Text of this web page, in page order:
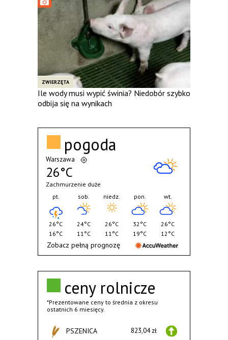
ZWIERZĘTA
Ile wody musi wypić świnia? Niedobór szybko
odbija się na wynikach
ceny rolnicze
*Prezentowane ceny to średnia z okresu
ostatnich 6 miesięcy.
PSZENICA 823,04 zł
pogoda
Warszawa
26°C
Zachmurzenie duże
pt.
26°C
16°C
sob.
24°C
11°C
niedz.
26°C
11°C
pon.
32°C
19°C
wt.
26°C
12°C
Zobacz pełną prognozę